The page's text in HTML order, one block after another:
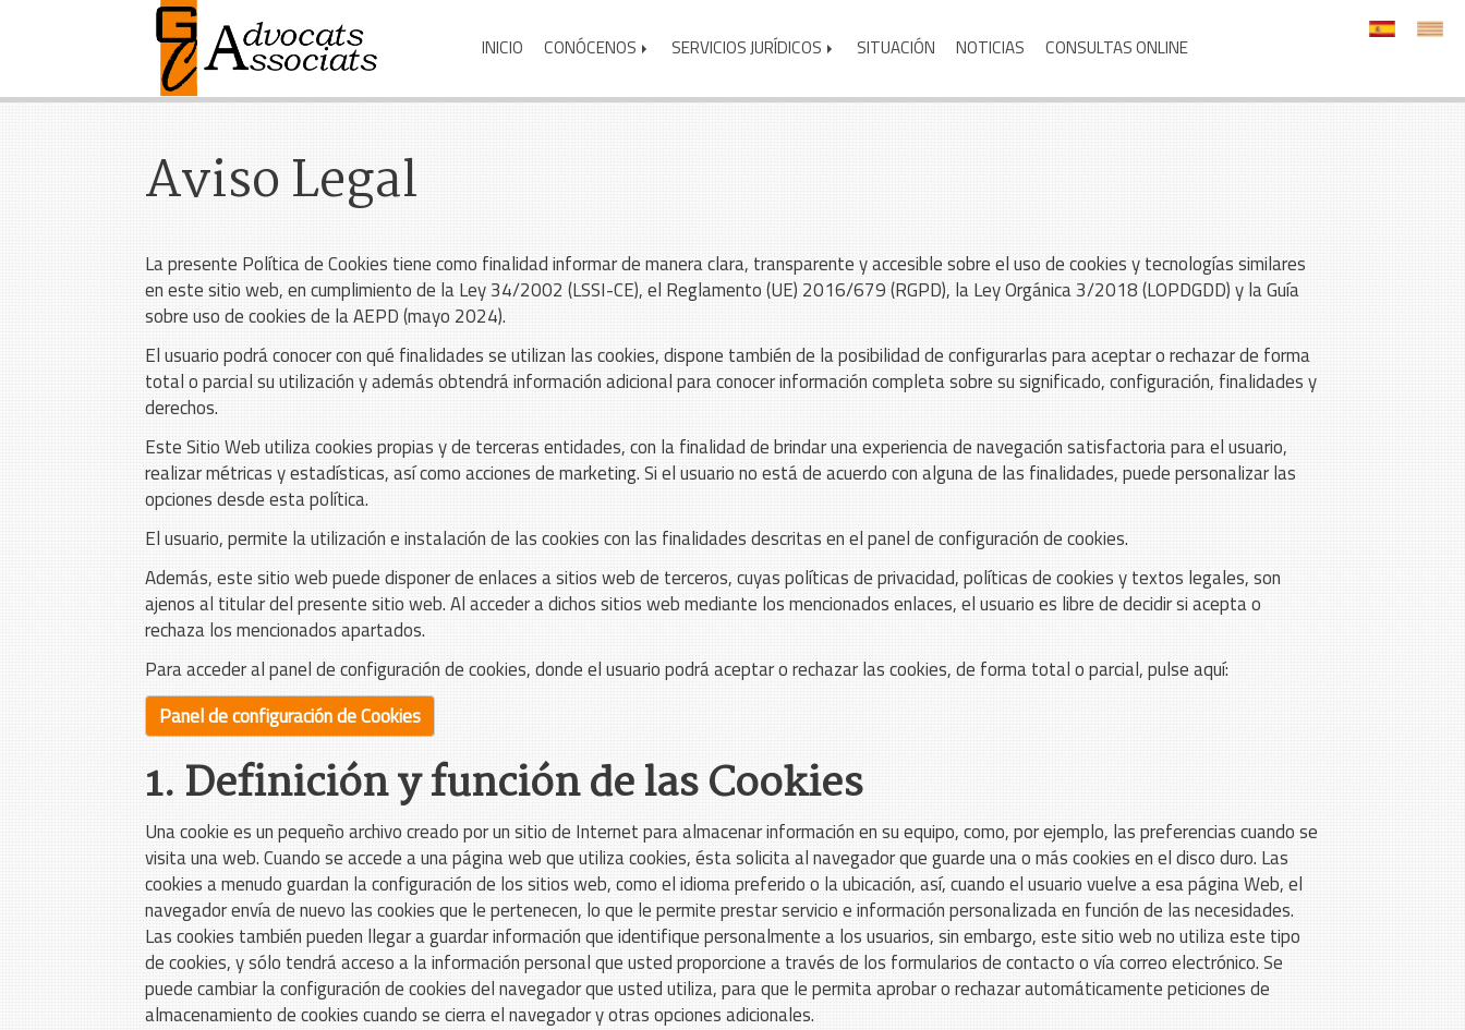
INICIO CONÓCENOS SERVICIOS JURÍDICOS SITUACIÓN NOTICIAS CONSULTAS ONLINE
Aviso Legal
La presente Política de Cookies tiene como finalidad informar de manera clara, transparente y accesible sobre el uso de cookies y tecnologías similares
en este sitio web, en cumplimiento de la Ley 34/2002 (LSSI-CE), el Reglamento (UE) 2016/679 (RGPD), la Ley Orgánica 3/2018 (LOPDGDD) y la Guía
sobre uso de cookies de la AEPD (mayo 2024).
El usuario podrá conocer con qué finalidades se utilizan las cookies, dispone también de la posibilidad de configurarlas para aceptar o rechazar de forma
total o parcial su utilización y además obtendrá información adicional para conocer información completa sobre su significado, configuración, finalidades y
derechos.
Este Sitio Web utiliza cookies propias y de terceras entidades, con la finalidad de brindar una experiencia de navegación satisfactoria para el usuario,
realizar métricas y estadísticas, así como acciones de marketing. Si el usuario no está de acuerdo con alguna de las finalidades, puede personalizar las
opciones desde esta política.
El usuario, permite la utilización e instalación de las cookies con las finalidades descritas en el panel de configuración de cookies.
Además, este sitio web puede disponer de enlaces a sitios web de terceros, cuyas políticas de privacidad, políticas de cookies y textos legales, son
ajenos al titular del presente sitio web. Al acceder a dichos sitios web mediante los mencionados enlaces, el usuario es libre de decidir si acepta o
rechaza los mencionados apartados.
Para acceder al panel de configuración de cookies, donde el usuario podrá aceptar o rechazar las cookies, de forma total o parcial, pulse aquí:
Panel de configuración de Cookies
1. Definición y función de las Cookies
Una cookie es un pequeño archivo creado por un sitio de Internet para almacenar información en su equipo, como, por ejemplo, las preferencias cuando se
visita una web. Cuando se accede a una página web que utiliza cookies, ésta solicita al navegador que guarde una o más cookies en el disco duro. Las
cookies a menudo guardan la configuración de los sitios web, como el idioma preferido o la ubicación, así, cuando el usuario vuelve a esa página Web, el
navegador envía de nuevo las cookies que le pertenecen, lo que le permite prestar servicio e información personalizada en función de las necesidades.
Las cookies también pueden llegar a guardar información que identifique personalmente a los usuarios, sin embargo, este sitio web no utiliza este tipo
de cookies, y sólo tendrá acceso a la información personal que usted proporcione a través de los formularios de contacto o vía correo electrónico. Se
puede cambiar la configuración de cookies del navegador que usted utiliza, para que le permita aprobar o rechazar automáticamente peticiones de
almacenamiento de cookies cuando se cierra el navegador y otras opciones adicionales.